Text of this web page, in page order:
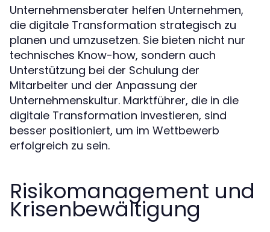
Unternehmensberater helfen Unternehmen,
die digitale Transformation strategisch zu
planen und umzusetzen. Sie bieten nicht nur
technisches Know-how, sondern auch
Unterstützung bei der Schulung der
Mitarbeiter und der Anpassung der
Unternehmenskultur. Marktführer, die in die
digitale Transformation investieren, sind
besser positioniert, um im Wettbewerb
erfolgreich zu sein.
Risikomanagement und
Krisenbewältigung